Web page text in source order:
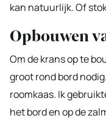
kan natuurlijk. Of
Opbouwen
Om de krans op te
groot rond bord
roomkaas. Ik
het bord en op de